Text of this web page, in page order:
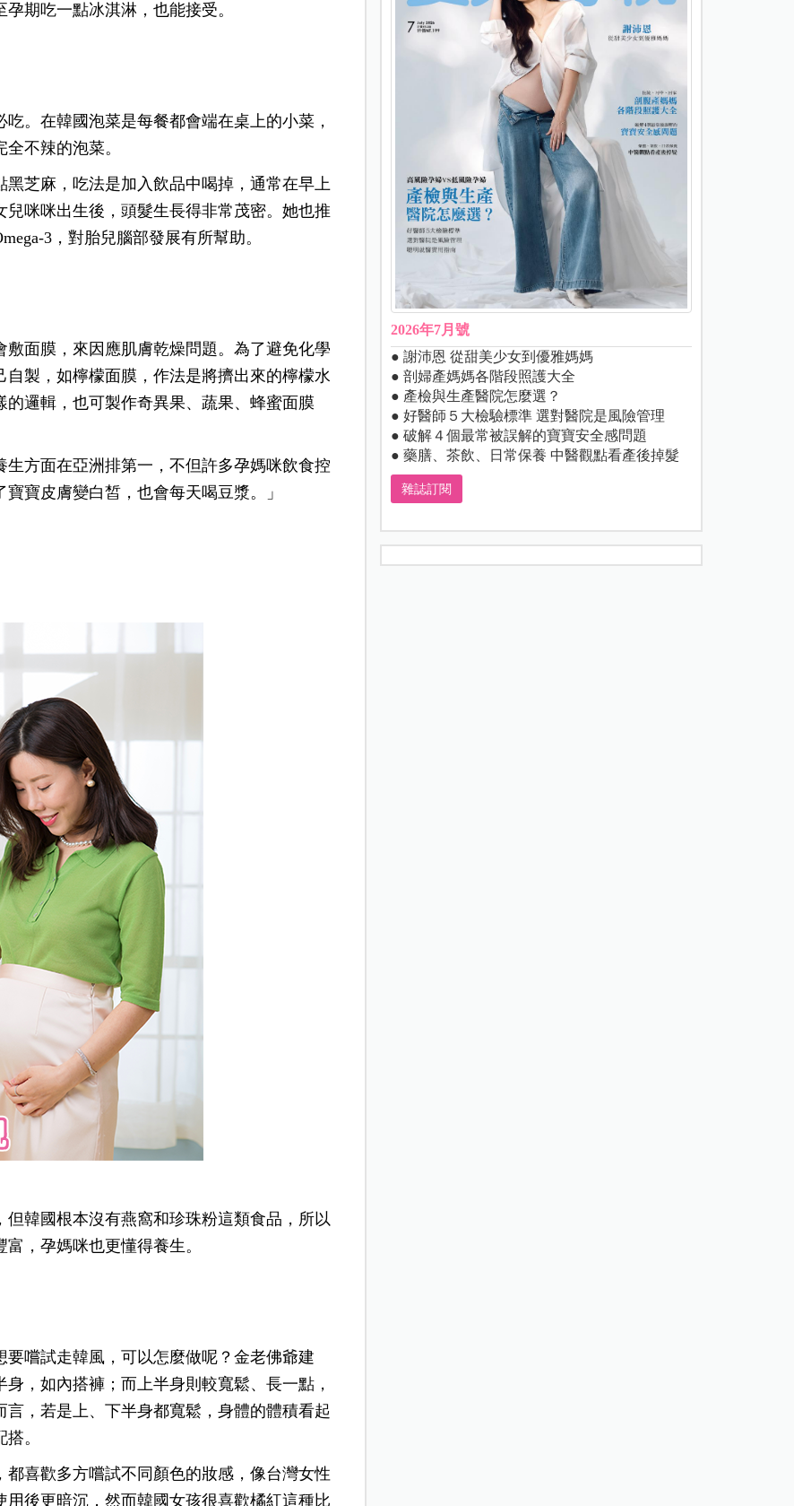
期吃一點冰淇淋，也能接受。
。在韓國泡菜是每餐都會端在桌上的小菜，
不辣的泡菜。
芝麻，吃法是加入飲品中喝掉，通常在早上
咪咪出生後，頭髮生長得非常茂密。她也推
3，對胎兒腦部發展有所幫助。
面膜，來因應肌膚乾燥問題。為了避免化學
製，如檸檬面膜，作法是將擠出來的檸檬水
邏輯，也可製作奇異果、蔬果、蜂蜜面膜
方面在亞洲排第一，不但許多孕媽咪飲食控
寶皮膚變白皙，也會每天喝豆漿。」
韓國根本沒有燕窩和珍珠粉這類食品，所以
，孕媽咪也更懂得養生。
嚐試走韓風，可以怎麼做呢？金老佛爺建
，如內搭褲；而上半身則較寬鬆、長一點，
，若是上、下半身都寬鬆，身體的體積看起
。
喜歡多方嚐試不同顏色的妝感，像台灣女性
後更暗沉，然而韓國女孩很喜歡橘紅這種比
2026年7月號
● 謝沛恩 從甜美少女到優雅媽媽
● 剖婦產媽媽各階段照護大全
● 產檢與生產醫院怎麼選？
● 好醫師５大檢驗標準 選對醫院是風險管理
● 破解４個最常被誤解的寶寶安全感問題
● 藥膳、茶飲、日常保養 中醫觀點看產後掉髮
雜誌訂閱